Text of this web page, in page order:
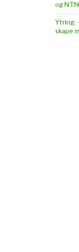
og
Ytring:
skape